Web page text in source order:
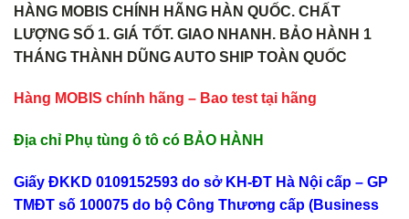
HÀNG MOBIS CHÍNH HÃNG HÀN QUỐC. CHẤT
LƯỢNG SỐ 1. GIÁ TỐT. GIAO NHANH. BẢO HÀNH 1
THÁNG THÀNH DŨNG AUTO SHIP TOÀN QUỐC
Hàng MOBIS chính hãng – Bao test tại hãng
Địa chỉ Phụ tùng ô tô có BẢO HÀNH
Giấy ĐKKD 0109152593 do sở KH-ĐT Hà Nội cấp – GP
TMĐT số 100075 do bộ Công Thương cấp (Business